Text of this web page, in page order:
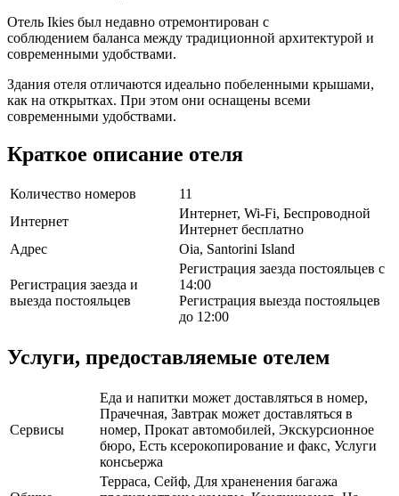
Отель Ikies был недавно отремонтирован с
соблюдением баланса между традиционной архитектурой и
современными удобствами.
Здания отеля отличаются идеально побеленными крышами,
как на открытках. При этом они оснащены всеми
современными удобствами.
Краткое описание отеля
Количество номеров
11
Интернет
Интернет, Wi-Fi, Беспроводной
Интернет бесплатно
Адрес
Oia, Santorini Island
Регистрация заезда и
выезда постояльцев
Регистрация заезда постояльцев с
14:00
Регистрация выезда постояльцев
до 12:00
Услуги, предоставляемые отелем
Сервисы
Еда и напитки может доставляться в номер,
Прачечная, Завтрак может доставляться в
номер, Прокат автомобилей, Экскурсионное
бюро, Есть ксерокопирование и факс, Услуги
консьержа
Терраса, Сейф, Для храненения багажа